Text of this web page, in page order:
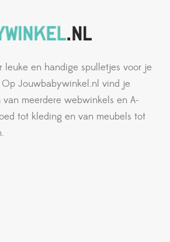
leuke en handige spulletjes voor je
Jouwbabywinkel.nl vind je
meerdere webwinkels en A-
tot kleding en van meubels tot